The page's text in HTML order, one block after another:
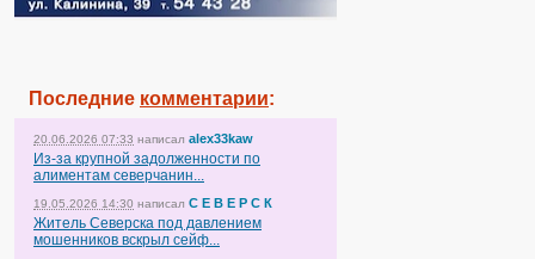
Последние комментарии:
20.06.2026 07:33 написал alex33kaw
Из-за крупной задолженности по
алиментам северчанин...
19.05.2026 14:30 написал С Е В Е Р С К
Житель Северска под давлением
мошенников вскрыл сейф...